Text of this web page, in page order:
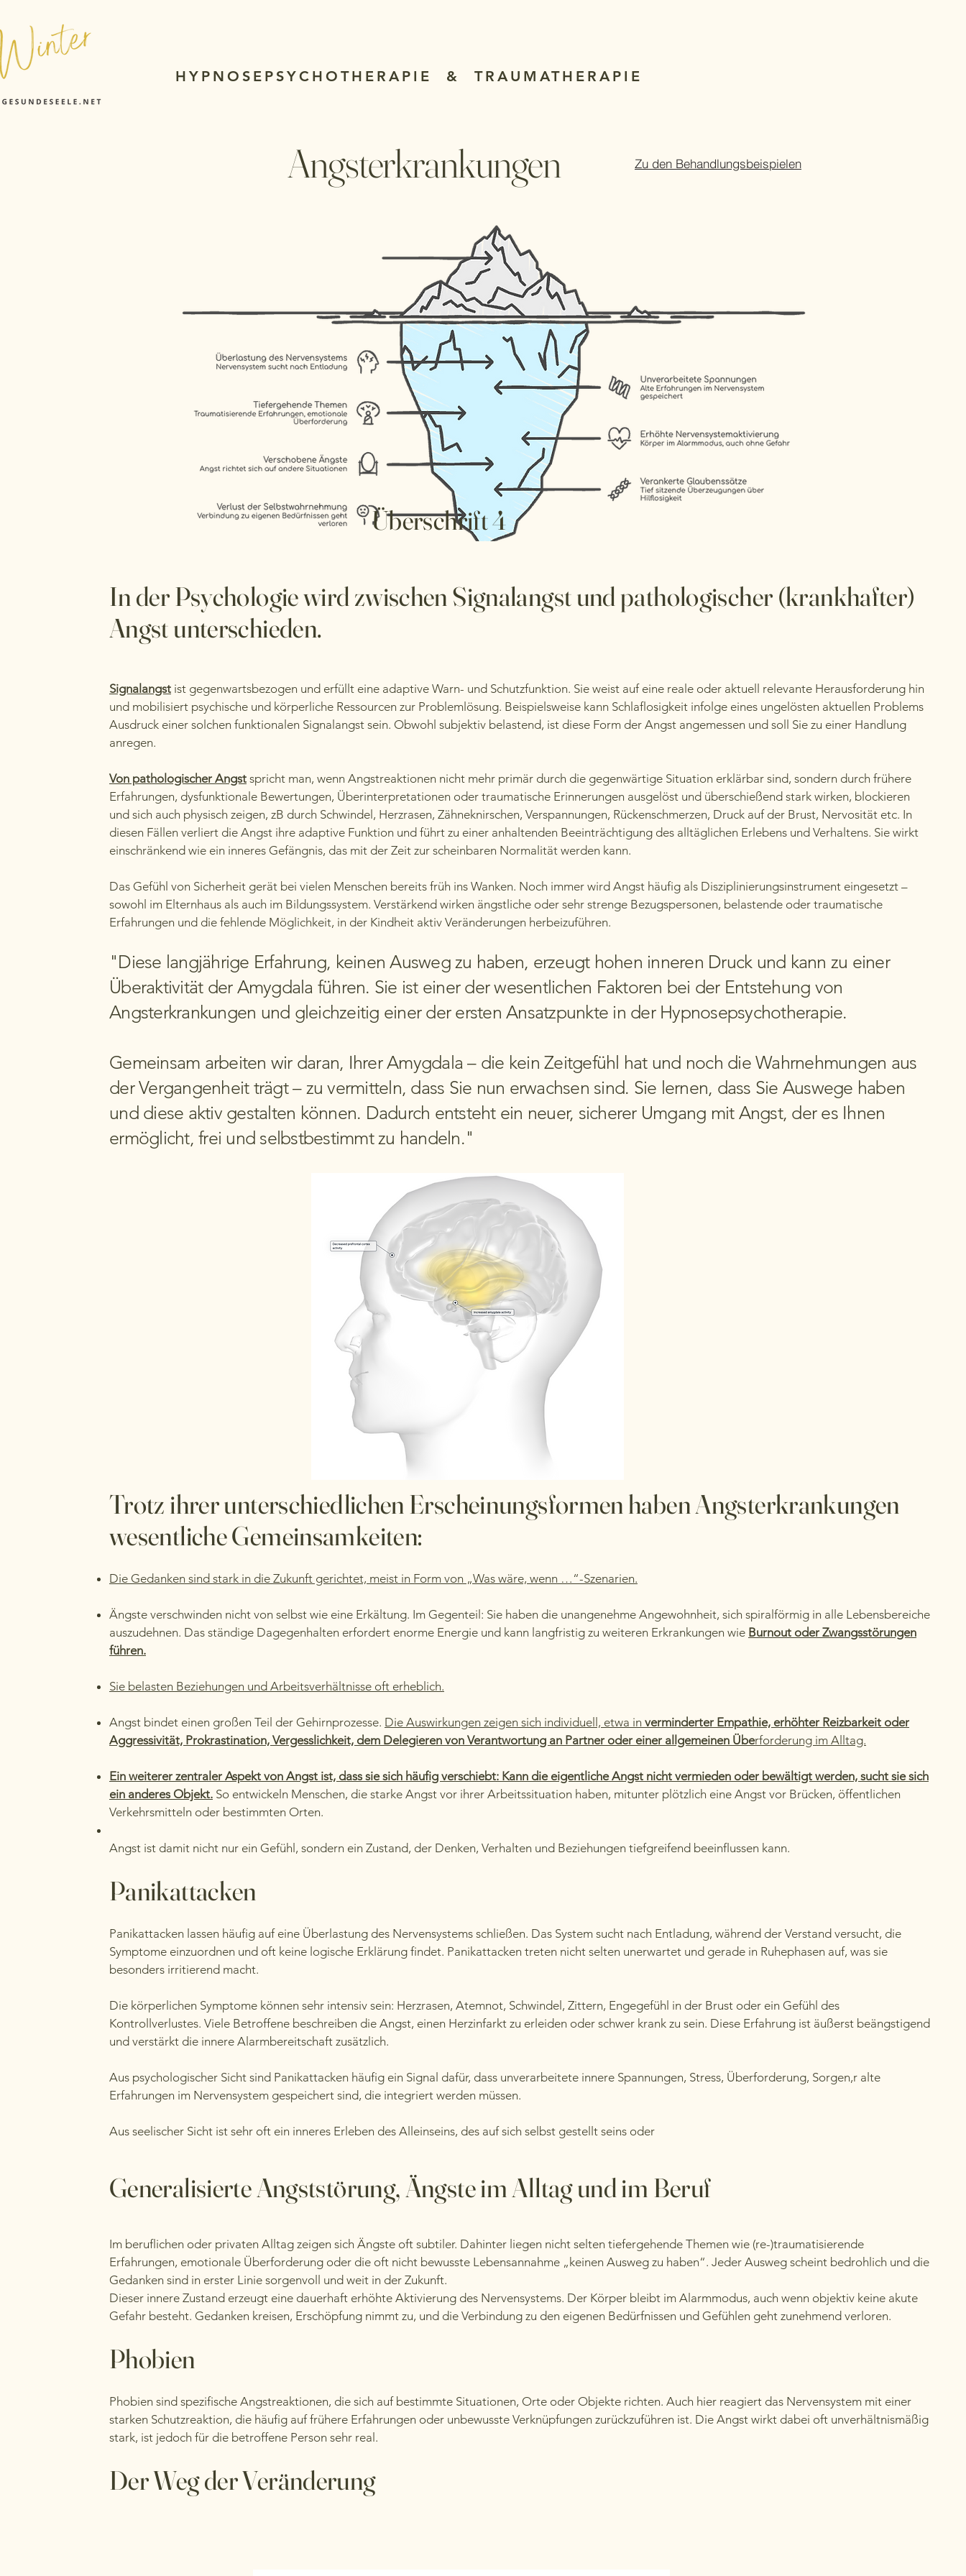
HYPNOSEPSYCHOTHERAPIE & TRAUMATHERAPIE
Angsterkrankungen Zu den Behandlungsbeispielen
Überschrift 4
In der Psychologie wird zwischen Signalangst und pathologischer (krankhafter)
Angst unterschieden.
Signalangst ist gegenwartsbezogen und erfüllt eine adaptive Warn- und Schutzfunktion. Sie weist auf eine reale oder aktuell relevante Herausforderung hin
und mobilisiert psychische und körperliche Ressourcen zur Problemlösung. Beispielsweise kann Schlaflosigkeit infolge eines ungelösten aktuellen Problems
Ausdruck einer solchen funktionalen Signalangst sein. Obwohl subjektiv belastend, ist diese Form der Angst angemessen und soll Sie zu einer Handlung
anregen.
Von pathologischer Angst spricht man, wenn Angstreaktionen nicht mehr primär durch die gegenwärtige Situation erklärbar sind, sondern durch frühere
Erfahrungen, dysfunktionale Bewertungen, Überinterpretationen oder traumatische Erinnerungen ausgelöst und überschießend stark wirken, blockieren
und sich auch physisch zeigen, zB durch Schwindel, Herzrasen, Zähneknirschen, Verspannungen, Rückenschmerzen, Druck auf der Brust, Nervosität etc. In
diesen Fällen verliert die Angst ihre adaptive Funktion und führt zu einer anhaltenden Beeinträchtigung des alltäglichen Erlebens und Verhaltens. Sie wirkt
einschränkend wie ein inneres Gefängnis, das mit der Zeit zur scheinbaren Normalität werden kann.
Das Gefühl von Sicherheit gerät bei vielen Menschen bereits früh ins Wanken. Noch immer wird Angst häufig als Disziplinierungsinstrument eingesetzt –
sowohl im Elternhaus als auch im Bildungssystem. Verstärkend wirken ängstliche oder sehr strenge Bezugspersonen, belastende oder traumatische
Erfahrungen und die fehlende Möglichkeit, in der Kindheit aktiv Veränderungen herbeizuführen.
"Diese langjährige Erfahrung, keinen Ausweg zu haben, erzeugt hohen inneren Druck und kann zu einer
Überaktivität der Amygdala führen. Sie ist einer der wesentlichen Faktoren bei der Entstehung von
Angsterkrankungen und gleichzeitig einer der ersten Ansatzpunkte in der Hypnosepsychotherapie.
Gemeinsam arbeiten wir daran, Ihrer Amygdala – die kein Zeitgefühl hat und noch die Wahrnehmungen aus
der Vergangenheit trägt – zu vermitteln, dass Sie nun erwachsen sind. Sie lernen, dass Sie Auswege haben
und diese aktiv gestalten können. Dadurch entsteht ein neuer, sicherer Umgang mit Angst, der es Ihnen
ermöglicht, frei und selbstbestimmt zu handeln."
Trotz ihrer unterschiedlichen Erscheinungsformen haben Angsterkrankungen
wesentliche Gemeinsamkeiten:
Die Gedanken sind stark in die Zukunft gerichtet, meist in Form von „Was wäre, wenn …“-Szenarien.
Ängste verschwinden nicht von selbst wie eine Erkältung. Im Gegenteil: Sie haben die unangenehme Angewohnheit, sich spiralförmig in alle Lebensbereiche
auszudehnen. Das ständige Dagegenhalten erfordert enorme Energie und kann langfristig zu weiteren Erkrankungen wie Burnout oder Zwangsstörungen
führen.
Sie belasten Beziehungen und Arbeitsverhältnisse oft erheblich.
Angst bindet einen großen Teil der Gehirnprozesse. Die Auswirkungen zeigen sich individuell, etwa in verminderter Empathie, erhöhter Reizbarkeit oder
Aggressivität, Prokrastination, Vergesslichkeit, dem Delegieren von Verantwortung an Partner oder einer allgemeinen Überforderung im Alltag.
Ein weiterer zentraler Aspekt von Angst ist, dass sie sich häufig verschiebt: Kann die eigentliche Angst nicht vermieden oder bewältigt werden, sucht sie sich
ein anderes Objekt. So entwickeln Menschen, die starke Angst vor ihrer Arbeitssituation haben, mitunter plötzlich eine Angst vor Brücken, öffentlichen
Verkehrsmitteln oder bestimmten Orten.
Angst ist damit nicht nur ein Gefühl, sondern ein Zustand, der Denken, Verhalten und Beziehungen tiefgreifend beeinflussen kann.
Panikattacken
Panikattacken lassen häufig auf eine Überlastung des Nervensystems schließen. Das System sucht nach Entladung, während der Verstand versucht, die
Symptome einzuordnen und oft keine logische Erklärung findet. Panikattacken treten nicht selten unerwartet und gerade in Ruhephasen auf, was sie
besonders irritierend macht.
Die körperlichen Symptome können sehr intensiv sein: Herzrasen, Atemnot, Schwindel, Zittern, Engegefühl in der Brust oder ein Gefühl des
Kontrollverlustes. Viele Betroffene beschreiben die Angst, einen Herzinfarkt zu erleiden oder schwer krank zu sein. Diese Erfahrung ist äußerst beängstigend
und verstärkt die innere Alarmbereitschaft zusätzlich.
Aus psychologischer Sicht sind Panikattacken häufig ein Signal dafür, dass unverarbeitete innere Spannungen, Stress, Überforderung, Sorgen,r alte
Erfahrungen im Nervensystem gespeichert sind, die integriert werden müssen.
Aus seelischer Sicht ist sehr oft ein inneres Erleben des Alleinseins, des auf sich selbst gestellt seins oder
Generalisierte Angststörung, Ängste im Alltag und im Beruf
Im beruflichen oder privaten Alltag zeigen sich Ängste oft subtiler. Dahinter liegen nicht selten tiefergehende Themen wie (re-)traumatisierende
Erfahrungen, emotionale Überforderung oder die oft nicht bewusste Lebensannahme „keinen Ausweg zu haben“. Jeder Ausweg scheint bedrohlich und die
Gedanken sind in erster Linie sorgenvoll und weit in der Zukunft.
Dieser innere Zustand erzeugt eine dauerhaft erhöhte Aktivierung des Nervensystems. Der Körper bleibt im Alarmmodus, auch wenn objektiv keine akute
Gefahr besteht. Gedanken kreisen, Erschöpfung nimmt zu, und die Verbindung zu den eigenen Bedürfnissen und Gefühlen geht zunehmend verloren.
Phobien
Phobien sind spezifische Angstreaktionen, die sich auf bestimmte Situationen, Orte oder Objekte richten. Auch hier reagiert das Nervensystem mit einer
starken Schutzreaktion, die häufig auf frühere Erfahrungen oder unbewusste Verknüpfungen zurückzuführen ist. Die Angst wirkt dabei oft unverhältnismäßig
stark, ist jedoch für die betroffene Person sehr real.
Der Weg der Veränderung